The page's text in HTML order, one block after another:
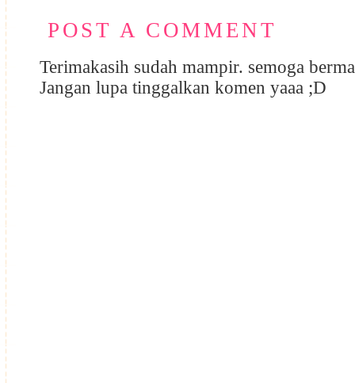
POST A COMMENT
Terimakasih sudah mampir. semoga
Jangan lupa tinggalkan komen yaaa ;D